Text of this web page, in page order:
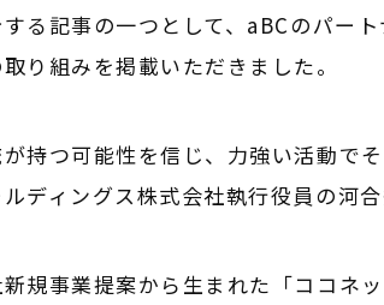
る記事の一つとして、aBCのパー
り組みを掲載いただきました。
持つ可能性を信じ、力強い活動で
ディングス株式会社執行役員の河合
規事業提案から生まれた「ココネ